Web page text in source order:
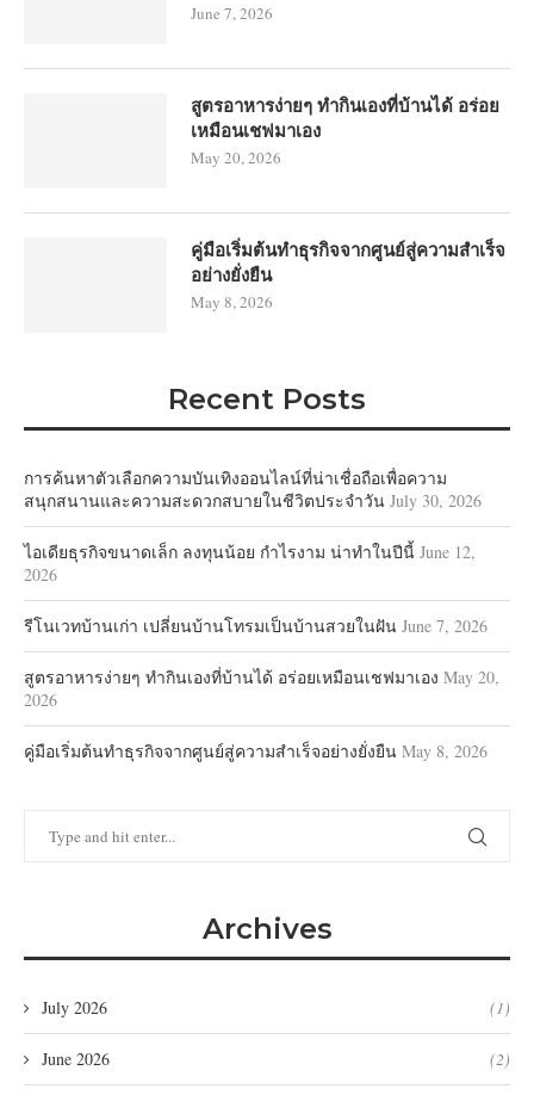
June 7, 2026
สูตรอาหารง่ายๆ ทำกินเองที่บ้านได้ อร่อย
เหมือนเชฟมาเอง
May 20, 2026
คู่มือเริ่มต้นทำธุรกิจจากศูนย์สู่ความสำเร็จ
อย่างยั่งยืน
May 8, 2026
Recent Posts
การค้นหาตัวเลือกความบันเทิงออนไลน์ที่น่าเชื่อถือเพื่อความ
สนุกสนานและความสะดวกสบายในชีวิตประจำวัน July 30, 2026
ไอเดียธุรกิจขนาดเล็ก ลงทุนน้อย กำไรงาม น่าทำในปีนี้ June 12,
2026
รีโนเวทบ้านเก่า เปลี่ยนบ้านโทรมเป็นบ้านสวยในฝัน June 7, 2026
สูตรอาหารง่ายๆ ทำกินเองที่บ้านได้ อร่อยเหมือนเชฟมาเอง May 20,
2026
คู่มือเริ่มต้นทำธุรกิจจากศูนย์สู่ความสำเร็จอย่างยั่งยืน May 8, 2026
Archives
July 2026 (1)
June 2026 (2)